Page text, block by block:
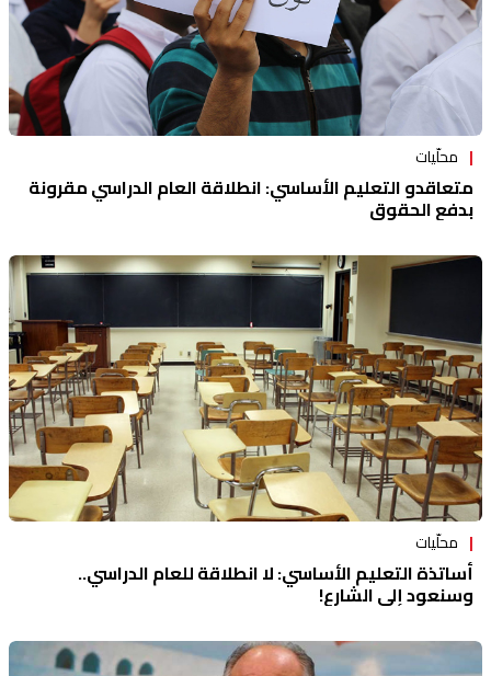
محلّيات
متعاقدو التعليم الأساسي: انطلاقة العام الدراسي مقرونة
بدفع الحقوق
محلّيات
أساتذة التعليم الأساسي: لا انطلاقة للعام الدراسي..
وسنعود إلى الشارع!